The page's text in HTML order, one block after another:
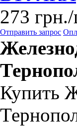
273 грн.
Отправить запрос
Купить